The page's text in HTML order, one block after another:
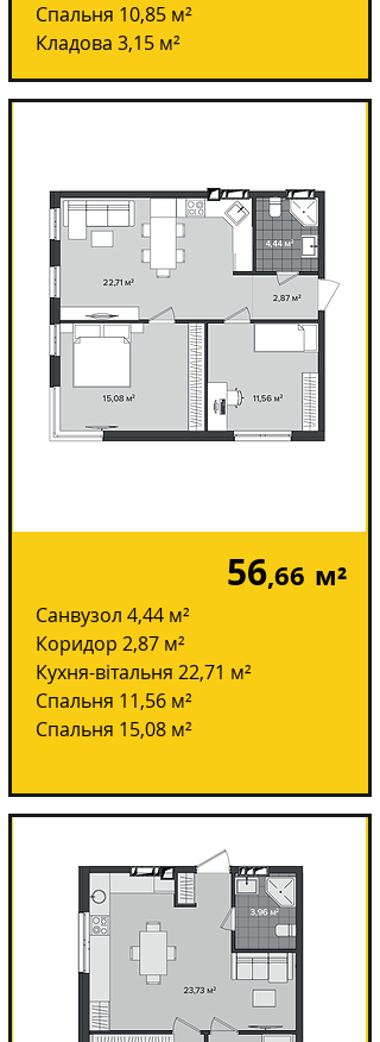
Спальня 10,85 м²
Кладова 3,15 м²
56,66 м²
Санвузол 4,44 м²
Коридор 2,87 м²
Кухня-вітальня 22,71 м²
Спальня 11,56 м²
Спальня 15,08 м²